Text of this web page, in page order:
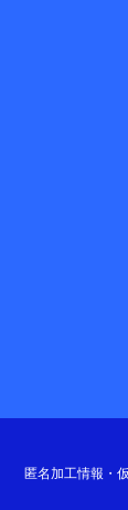
匿名加工情報・